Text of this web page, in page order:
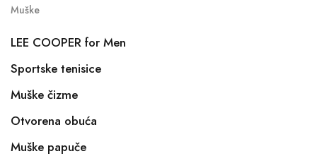
Muške
LEE COOPER for Men
Sportske tenisice
Muške čizme
Otvorena obuća
Muške papuče